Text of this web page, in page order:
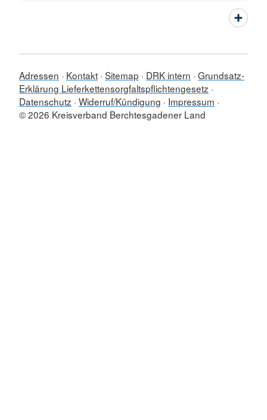
Adressen Kontakt Sitemap DRK intern Grundsatz-
Erklärung Lieferkettensorgfaltspflichtengesetz
Datenschutz Widerruf/Kündigung
Impressum
© 2026 Kreisverband Berchtesgadener Land